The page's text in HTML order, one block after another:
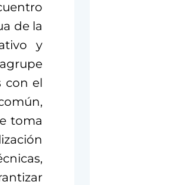
de la
y
con el
toma